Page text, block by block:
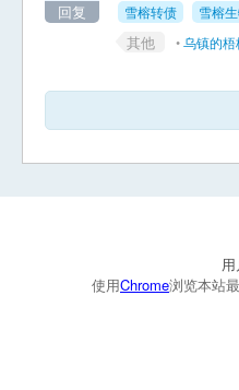
回复
雪榕转债
雪榕
其他 •乌镇的梧
使用Chrome浏览本站